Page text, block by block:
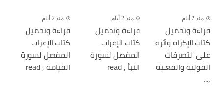
منذ 2 أيام
قراءة وتحميل
كتاب الإكراه وأثره
على التصرفات
القولية والفعلية
,...
منذ 2 أيام
قراءة وتحميل
كتاب الإعراب
المفصل لسورة
النبأ , read
منذ 2 أيام
قراءة وتحميل
كتاب الإعراب
المفصل لسورة
القيامة , read